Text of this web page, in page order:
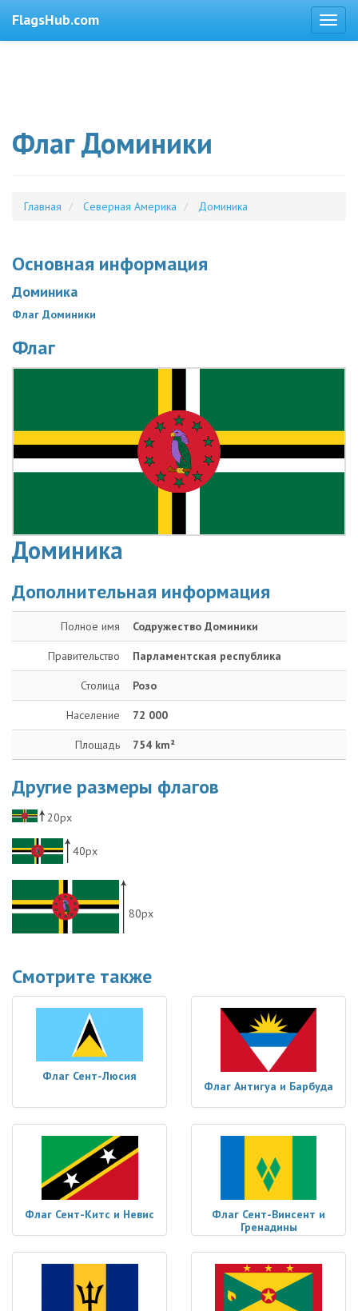
FlagsHub.com
Флаг Доминики
Главная Северная Америка Доминика
Основная информация
Доминика
Флаг Доминики
Флаг
Доминика
Дополнительная информация
Полное имя Содружество Доминики
Правительство Парламентская республика
Столица Розо
Население 72 000
Площадь 754 km²
Другие размеры флагов
20px
40px
80px
Смотрите также
Флаг Сент-Люсия
Флаг Антигуа и Барбуда
Флаг Сент-Китс и Невис
Флаг Сент-Винсент и
Гренадины